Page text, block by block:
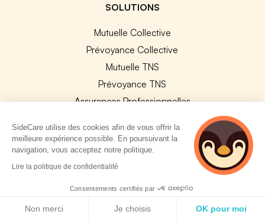
SOLUTIONS
Mutuelle Collective
Prévoyance Collective
Mutuelle TNS
Prévoyance TNS
Assurances Professionnelles
SideStore
SERVICES ENTREPRISE
Explorer nos offres
Améliorer vos contrats
SideCare utilise des cookies afin de vous offrir la
meilleure expérience possible. En poursuivant la
navigation, vous acceptez notre politique.
Lire la politique de confidentialité
Consentements certifiés par
Non merci Je choisis OK pour moi
4 personnes
consultent
actuellement cette